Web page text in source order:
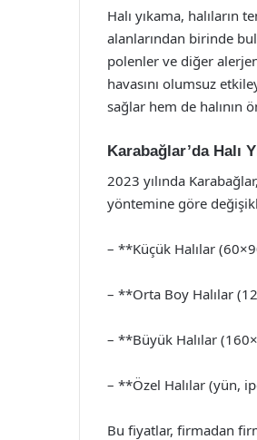
Halı yıkama, halıların
alanlarından birinde
polenler ve diğer
havasını olumsuz
sağlar hem de halının
Karabağlar’da Halı
2023 yılında
yöntemine göre
– **Küçük Halılar
– **Orta Boy Halılar
– **Büyük Halılar
– **Özel Halılar (yün,
Bu fiyatlar, firmadan